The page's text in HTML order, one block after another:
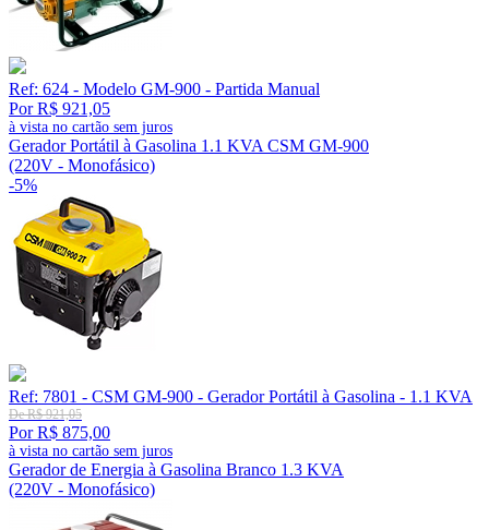
Ref: 624 - Modelo GM-900 - Partida Manual
Por R$ 921,05
à vista no cartão sem juros
Gerador Portátil à Gasolina 1.1 KVA CSM GM-900
(220V - Monofásico)
-5%
Ref: 7801 - CSM GM-900 - Gerador Portátil à Gasolina - 1.1 KVA
De R$ 921,05
Por R$ 875,00
à vista no cartão sem juros
Gerador de Energia à Gasolina Branco 1.3 KVA
(220V - Monofásico)